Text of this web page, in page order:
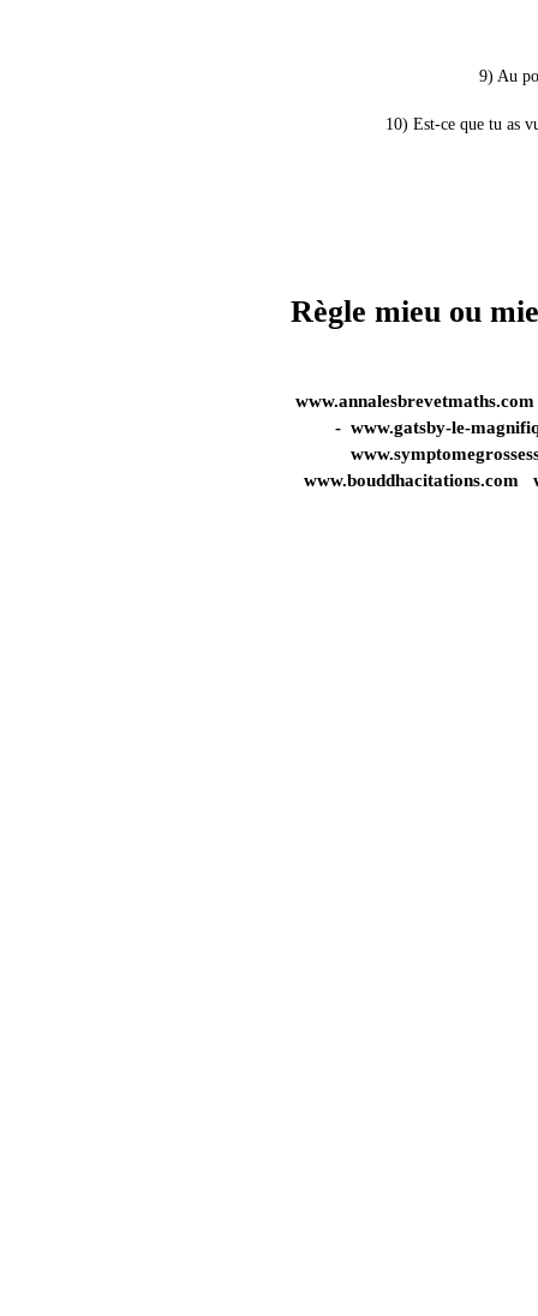
9) Au
10) Est-ce que tu as
www.annalesbrevetmaths.com
- www.gatsby-le-
www.bouddhacitations.com
Règle mieu ou